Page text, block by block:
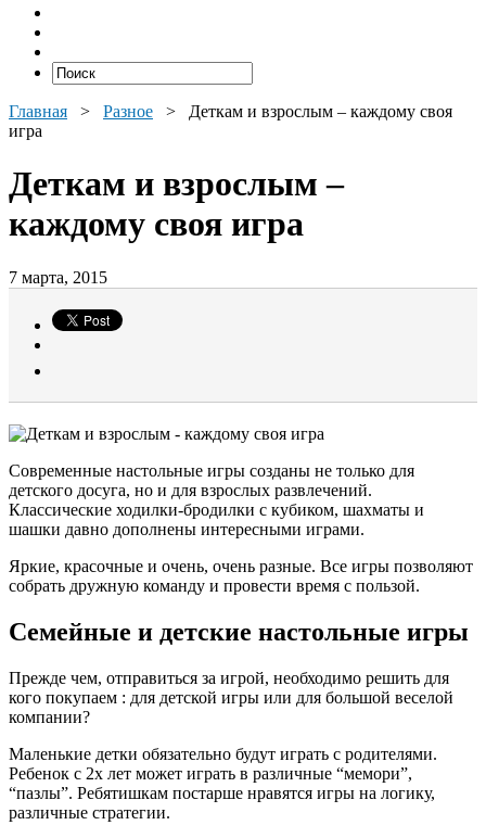
Главная > Разное > Деткам и взрослым – каждому своя
игра
Деткам и взрослым –
каждому своя игра
7 марта, 2015
Современные настольные игры созданы не только для
детского досуга, но и для взрослых развлечений.
Классические ходилки-бродилки с кубиком, шахматы и
шашки давно дополнены интересными играми.
Яркие, красочные и очень, очень разные. Все игры позволяют
собрать дружную команду и провести время с пользой.
Семейные и детские настольные игры
Прежде чем, отправиться за игрой, необходимо решить для
кого покупаем : для детской игры или для большой веселой
компании?
Маленькие детки обязательно будут играть с родителями.
Ребенок с 2х лет может играть в различные “мемори”,
“пазлы”. Ребятишкам постарше нравятся игры на логику,
различные стратегии.